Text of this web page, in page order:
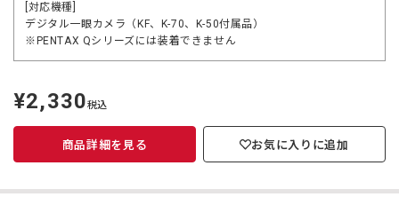
[対応機種]
デジタル一眼カメラ（KF、K-70、K-50付属品）
※PENTAX Qシリーズには装着できません
定
価
¥2,330税込
商品詳細を見る お気に入りに追加